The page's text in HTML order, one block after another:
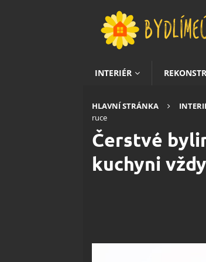
INTERIÉR
HLAVNÍ STRÁNKA
ruce
Čerstvé
kuchyni